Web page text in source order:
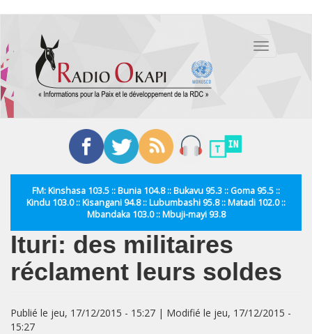
contenu
principal
Toggle
FM: Kinshasa 103.5 :: Bunia 104.8 :: Bukavu 95.3 :: Goma 95.5 ::
Kindu 103.0 :: Kisangani 94.8 :: Lubumbashi 95.8 :: Matadi 102.0 ::
Mbandaka 103.0 :: Mbuji-mayi 93.8
Ituri: des militaires
réclament leurs soldes
Publié le jeu, 17/12/2015 - 15:27 | Modifié le jeu, 17/12/2015 -
15:27